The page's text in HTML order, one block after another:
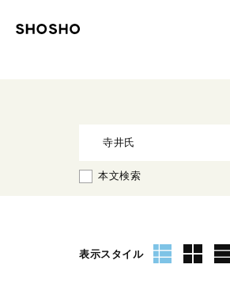
本文検索
表示スタイル